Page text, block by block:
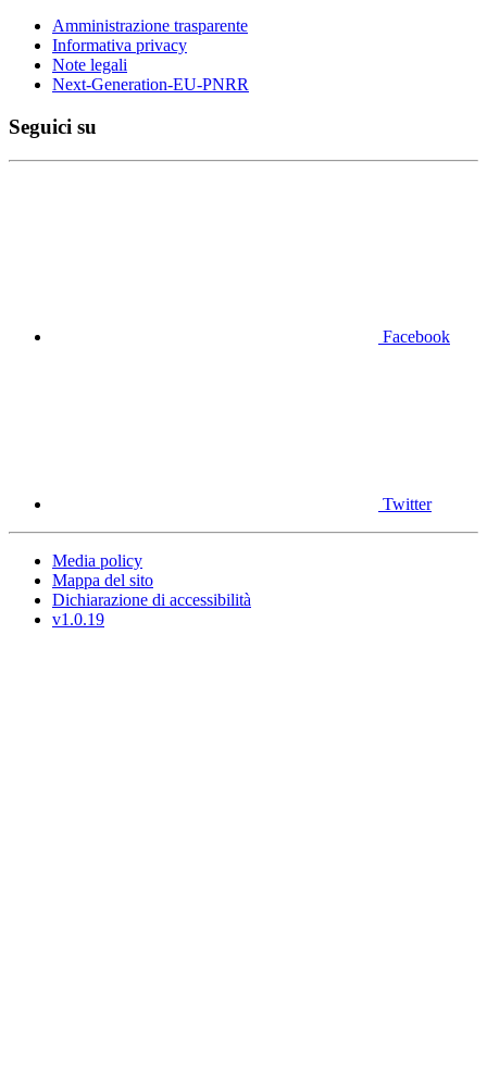
Amministrazione trasparente
Informativa privacy
Note legali
Next-Generation-EU-PNRR
Seguici su
Facebook
Twitter
Media policy
Mappa del sito
Dichiarazione di accessibilità
v1.0.19